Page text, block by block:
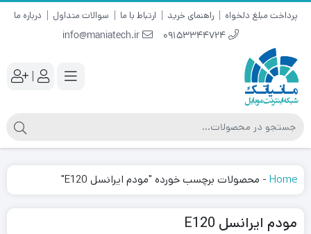
پرداخت مبلغ دلخواه راهنمای خرید ارتباط با ما سوالات متداول درباره ما
09153344724
info@maniatech.ir
|
Home
- محصولات برچسب خورده "مودم ایرانسل E120"
مودم ایرانسل E120